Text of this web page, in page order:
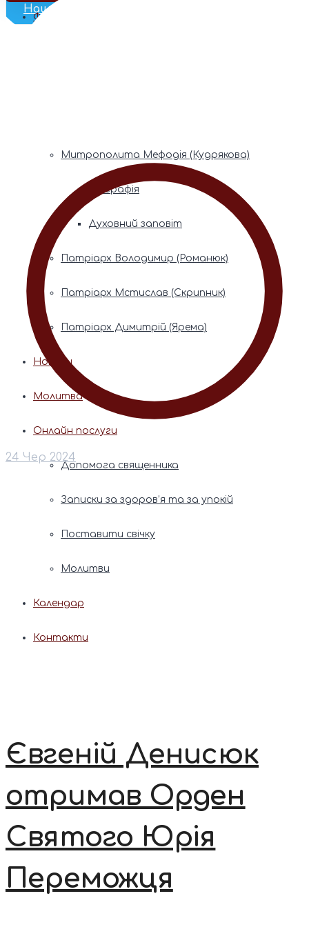
Наш Телеграм
Фонди пам’яті
Митрополита Мефодія (Кудрякова)
Біографія
Духовний заповіт
Патріарх Володимир (Романюк)
Патріарх Мстислав (Скрипник)
Патріарх Димитрій (Ярема)
Новини
Молитва
Онлайн послуги
Допомога священника
Записки за здоров’я та за упокій
Поставити свічку
Молитви
Календар
Контакти
24 Чер 2024
Євгеній Денисюк
отримав Орден
Святого Юрія
Переможця